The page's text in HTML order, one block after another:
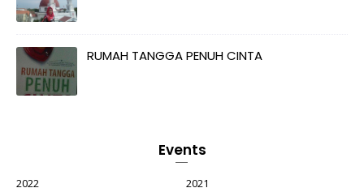
RUMAH TANGGA PENUH CINTA
Events
2022 2021